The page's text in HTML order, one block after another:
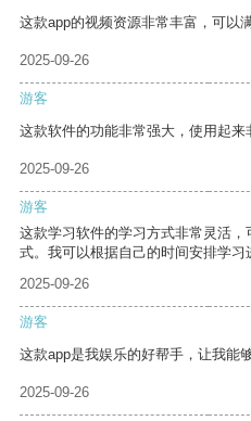
这款app的视频资源非常丰富，可以
2025-09-26
游客
这款软件的功能非常强大，使用起来
2025-09-26
游客
这款学习软件的学习方式非常灵活
式。我可以根据自己的时间安排学习
2025-09-26
游客
这款app是我娱乐的好帮手，让我能
2025-09-26